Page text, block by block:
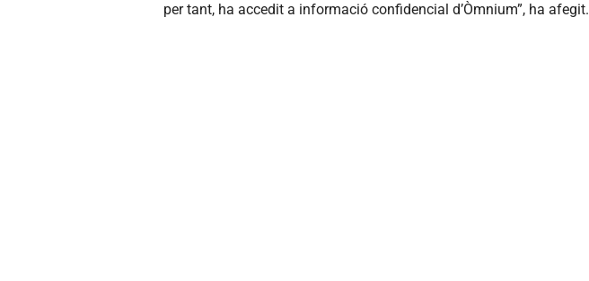
per tant, ha accedit a informació confidencial d’Òmnium”, ha afegit.